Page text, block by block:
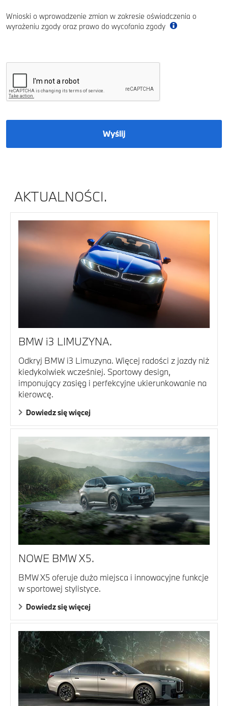
Wnioski o wprowadzenie zmian w zakresie oświadczenia o
wyrażeniu zgody oraz prawo do wycofania zgody
Wyślij
AKTUALNOŚCI.
BMW i3 LIMUZYNA.
Odkryj BMW i3 Limuzyna. Więcej radości z jazdy niż
kiedykolwiek wcześniej. Sportowy design,
imponujący zasięg i perfekcyjne ukierunkowanie na
kierowcę.
Dowiedz się więcej
NOWE BMW X5.
BMW X5 oferuje dużo miejsca i innowacyjne funkcje
w sportowej stylistyce.
Dowiedz się więcej